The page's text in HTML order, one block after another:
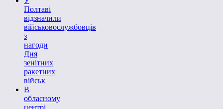
Полтаві
відзначили
військовослужбовців
з
нагоди
Дня
зенітних
ракетних
військ
В
обласному
центрі